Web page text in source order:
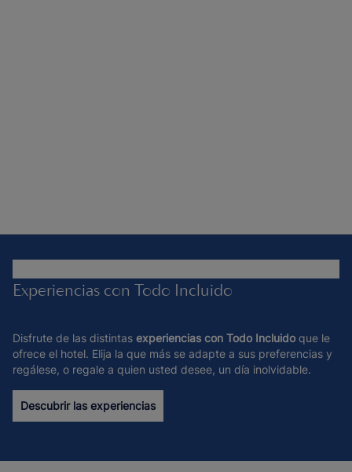
Experiencias con Todo Incluido
Disfrute de las distintas experiencias con Todo Incluido que le
ofrece el hotel. Elija la que más se adapte a sus preferencias y
regálese, o regale a quien usted desee, un día inolvidable.
Descubrir las experiencias